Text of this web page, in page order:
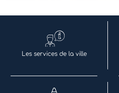
Les services de la ville